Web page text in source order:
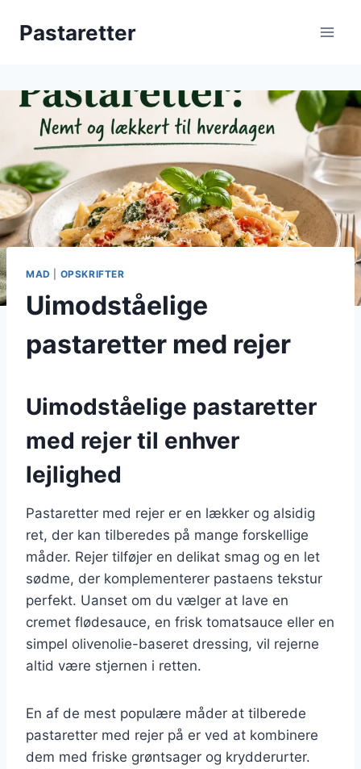
Pastaretter
MAD OPSKRIFTER
Uimodståelige
pastaretter med rejer
Uimodståelige pastaretter
med rejer til enhver
lejlighed
Pastaretter med rejer er en lækker og alsidig
ret, der kan tilberedes på mange forskellige
måder. Rejer tilføjer en delikat smag og en let
sødme, der komplementerer pastaens tekstur
perfekt. Uanset om du vælger at lave en
cremet flødesauce, en frisk tomatsauce eller en
simpel olivenolie-baseret dressing, vil rejerne
altid være stjernen i retten.
En af de mest populære måder at tilberede
pastaretter med rejer på er ved at kombinere
dem med friske grøntsager og krydderurter.